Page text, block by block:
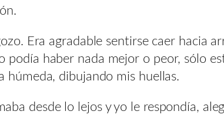
Era agradable sentirse caer hacia
podía haber nada mejor o peor, sólo
húmeda, dibujando mis huellas.
desde lo lejos y yo le respondía,